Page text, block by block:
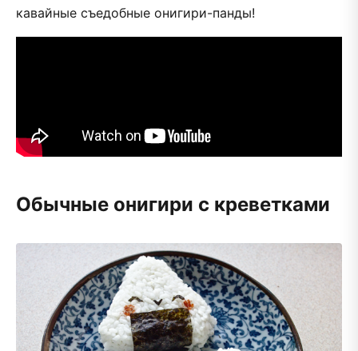
кавайные съедобные онигири-панды!
Обычные онигири с креветками